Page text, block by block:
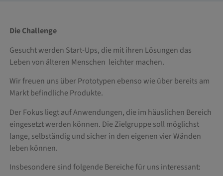
Die Challenge
Gesucht werden Start-Ups, die mit ihren Lösungen das
Leben von älteren Menschen leichter machen.
Wir freuen uns über Prototypen ebenso wie über bereits am
Markt befindliche Produkte.
Der Fokus liegt auf Anwendungen, die im häuslichen Bereich
eingesetzt werden können. Die Zielgruppe soll möglichst
lange, selbständig und sicher in den eigenen vier Wänden
leben können.
Insbesondere sind folgende Bereiche für uns interessant: